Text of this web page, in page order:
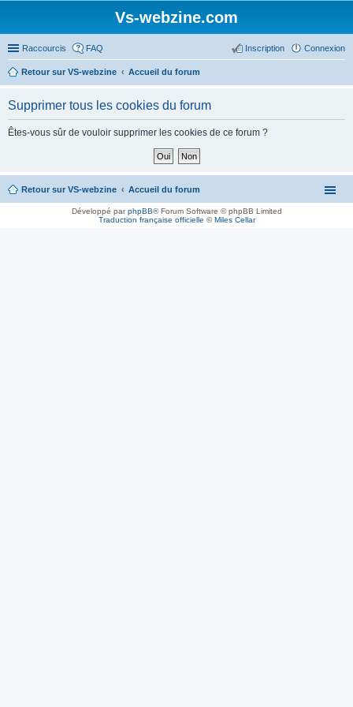
Vs-webzine.com
Raccourcis FAQ Connexion
Inscription
Retour sur VS-webzine Accueil du forum
Supprimer tous les cookies du forum
Êtes-vous sûr de vouloir supprimer les cookies de ce forum ?
Retour sur VS-webzine Accueil du forum
Développé parphpBB® Forum Software © phpBB Limited
Traduction française officielle ©Miles Cellar